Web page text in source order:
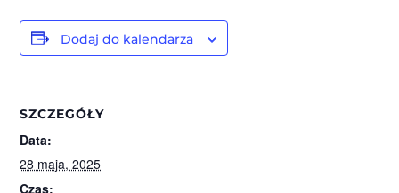
Dodaj do kalendarza
SZCZEGÓŁY
Data:
28 maja, 2025
Czas: